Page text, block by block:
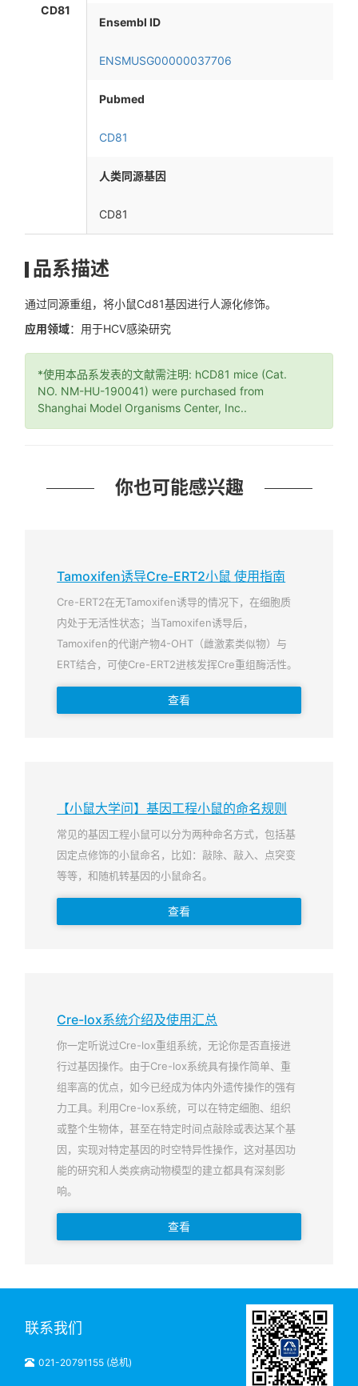
CD81
Ensembl ID
ENSMUSG00000037706
Pubmed
CD81
人类同源基因
CD81
品系描述
通过同源重组，将小鼠Cd81基因进行人源化修饰。
应用领域：用于HCV感染研究
*使用本品系发表的文献需注明: hCD81 mice (Cat.
NO. NM-HU-190041) were purchased from
Shanghai Model Organisms Center, Inc..
你也可能感兴趣
Tamoxifen诱导Cre-ERT2小鼠 使用指南
Cre-ERT2在无Tamoxifen诱导的情况下，在细胞质
内处于无活性状态；当Tamoxifen诱导后，
Tamoxifen的代谢产物4-OHT（雌激素类似物）与
ERT结合，可使Cre-ERT2进核发挥Cre重组酶活性。
查看
【小鼠大学问】基因工程小鼠的命名规则
常见的基因工程小鼠可以分为两种命名方式，包括基
因定点修饰的小鼠命名，比如：敲除、敲入、点突变
等等，和随机转基因的小鼠命名。
查看
Cre-lox系统介绍及使用汇总
你一定听说过Cre-lox重组系统，无论你是否直接进
行过基因操作。由于Cre-lox系统具有操作简单、重
组率高的优点，如今已经成为体内外遗传操作的强有
力工具。利用Cre-lox系统，可以在特定细胞、组织
或整个生物体，甚至在特定时间点敲除或表达某个基
因，实现对特定基因的时空特异性操作，这对基因功
能的研究和人类疾病动物模型的建立都具有深刻影
响。
查看
联系我们
021-20791155 (总机)